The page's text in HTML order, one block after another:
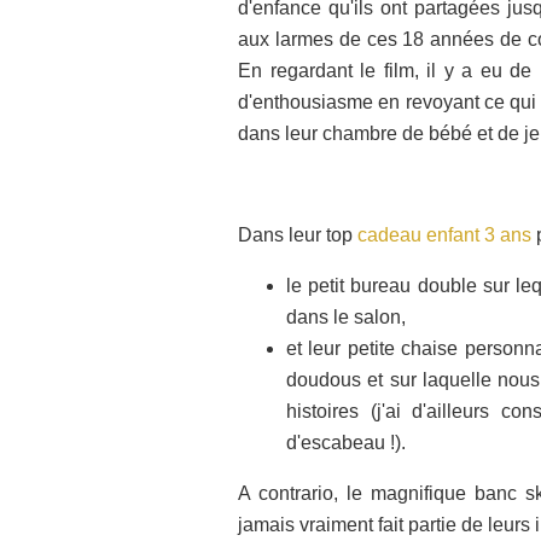
d'enfance qu'ils ont partagées
aux larmes de ces 18 années de
En regardant le film, il y a eu
d'enthousiasme en revoyant ce
dans leur chambre de bébé et de
Dans leur top cadeau enfant 3 ans
le petit bureau double sur
dans le salon,
et leur petite chaise
doudous et sur laquelle
histoires (j'ai d'ailleurs
d'escabeau !).
A contrario, le magnifique banc
jamais vraiment fait partie de leurs